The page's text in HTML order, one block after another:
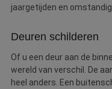
jaargetijden en
Deuren schilderen
Of u een deur aan de
wereld van verschil. De
heel anders. Een